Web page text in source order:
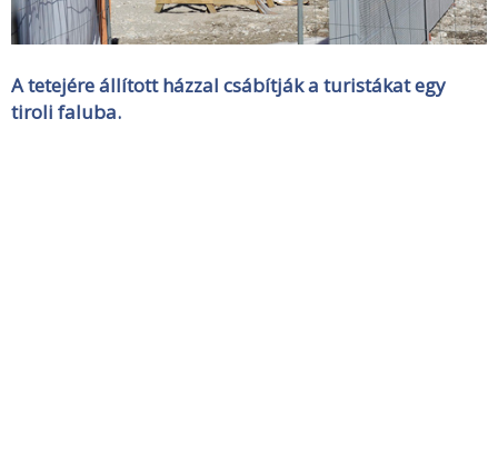
A tetejére állított házzal csábítják a turistákat egy
tiroli faluba.